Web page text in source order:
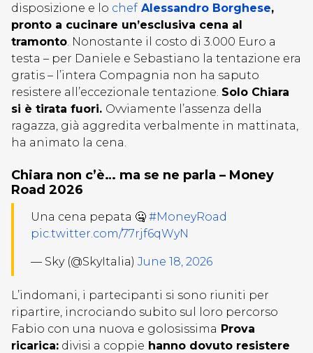
disposizione e lo chef Alessandro Borghese,
pronto a cucinare un’esclusiva cena al
tramonto. Nonostante il costo di 3.000 Euro a
testa – per Daniele e Sebastiano la tentazione era
gratis – l’intera Compagnia non ha saputo
resistere all’eccezionale tentazione. Solo Chiara
si è tirata fuori. Ovviamente l’assenza della
ragazza, già aggredita verbalmente in mattinata,
ha animato la cena.
Chiara non c’è… ma se ne parla – Money
Road 2026
Una cena pepata 🤐 #MoneyRoad
pic.twitter.com/77rjf6qWyN
— Sky (@SkyItalia) June 18, 2026
L’indomani, i partecipanti si sono riuniti per
ripartire, incrociando subito sul loro percorso
Fabio con una nuova e golosissima Prova
ricarica: divisi a coppie hanno dovuto resistere